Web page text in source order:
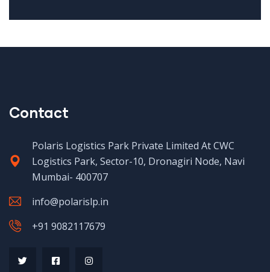
Contact
Polaris Logistics Park Private Limited At CWC
Logistics Park, Sector-10, Dronagiri Node, Navi
Mumbai- 400707
info@polarislp.in
+91 9082117679